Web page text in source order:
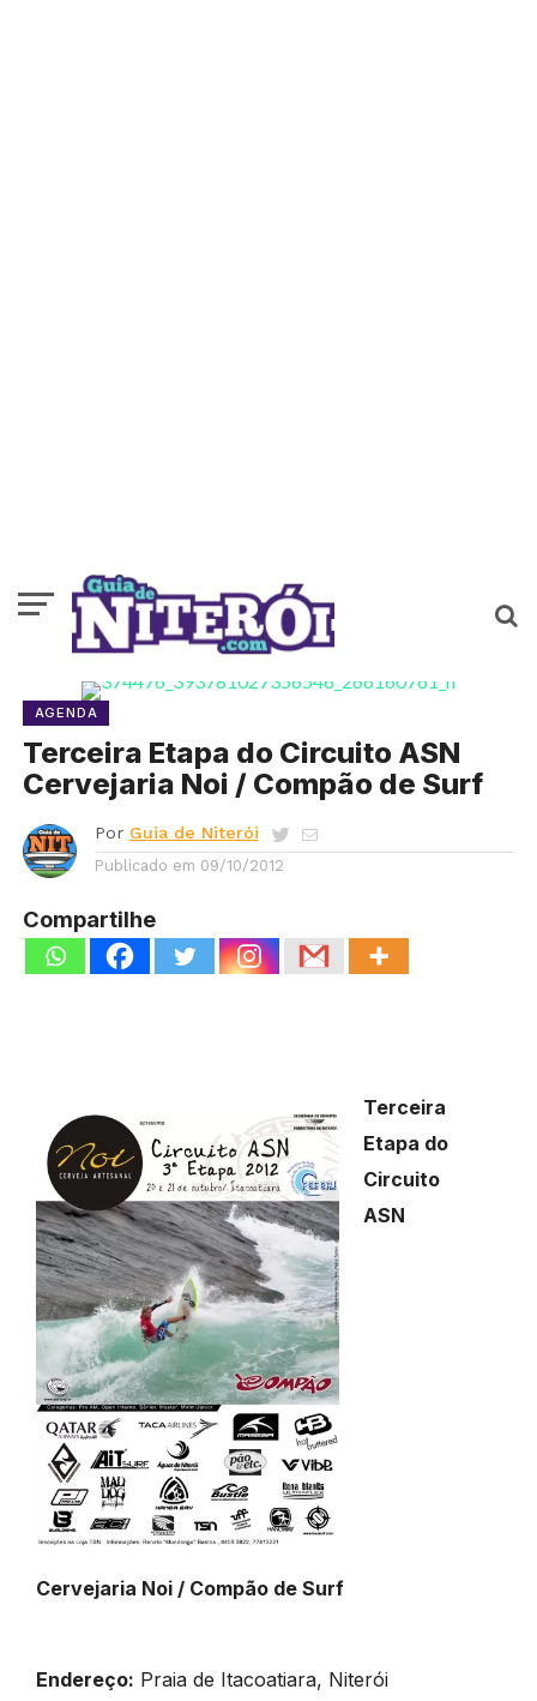
AGENDA
Terceira Etapa do Circuito ASN
Cervejaria Noi / Compão de Surf
Por Guia de Niterói
Publicado em 09/10/2012
Compartilhe
Terceira
Etapa do
Circuito
ASN
Cervejaria Noi / Compão de Surf
Endereço: Praia de Itacoatiara, Niterói